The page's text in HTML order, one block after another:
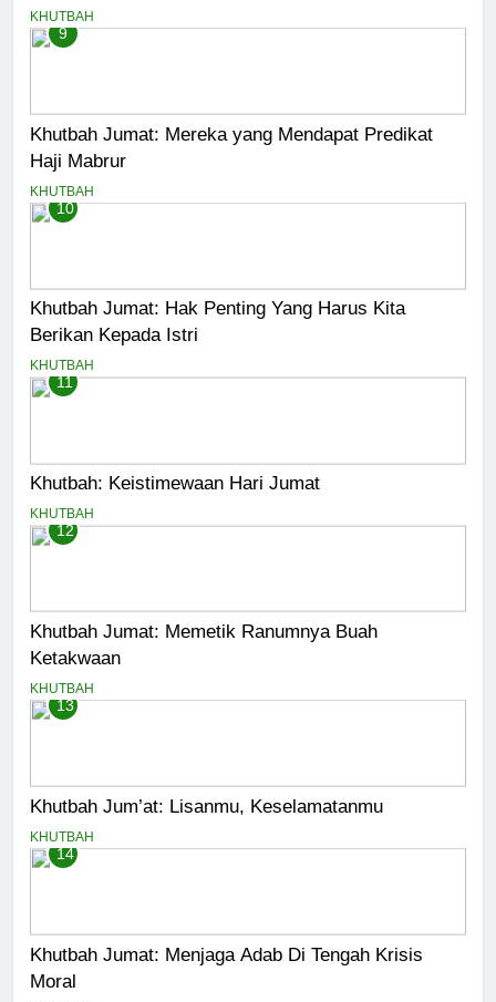
KHUTBAH
9
Khutbah Jumat: Mereka yang Mendapat Predikat
Haji Mabrur
KHUTBAH
10
Khutbah Jumat: Hak Penting Yang Harus Kita
Berikan Kepada Istri
KHUTBAH
11
Khutbah: Keistimewaan Hari Jumat
KHUTBAH
12
Khutbah Jumat: Memetik Ranumnya Buah
Ketakwaan
KHUTBAH
13
Khutbah Jum’at: Lisanmu, Keselamatanmu
KHUTBAH
14
Khutbah Jumat: Menjaga Adab Di Tengah Krisis
Moral